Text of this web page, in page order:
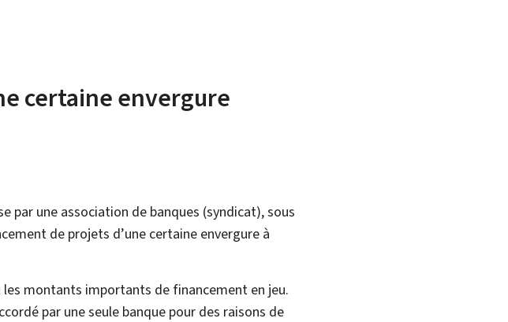
certaine envergure
par une association de banques (syndicat), sous
de projets d’une certaine envergure à
les montants importants de financement en jeu.
par une seule banque pour des raisons de